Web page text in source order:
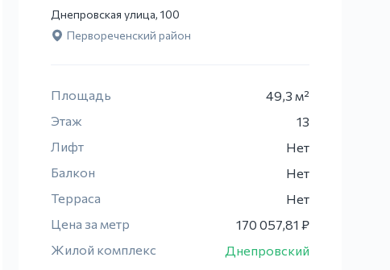
Днепровская улица, 100
Первореченский район
Площадь
49,3 м²
Этаж
13
Лифт
Нет
Балкон
Нет
Терраса
Нет
Цена за метр
170 057,81 ₽
Жилой комплекс
Днепровский